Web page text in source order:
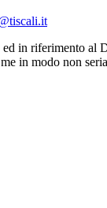
in riferimento
in modo non